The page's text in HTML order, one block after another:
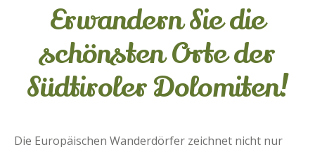
Erwandern Sie die
schönsten Orte der
Südtiroler Dolomiten!
Die Europäischen Wanderdörfer zeichnet nicht nur